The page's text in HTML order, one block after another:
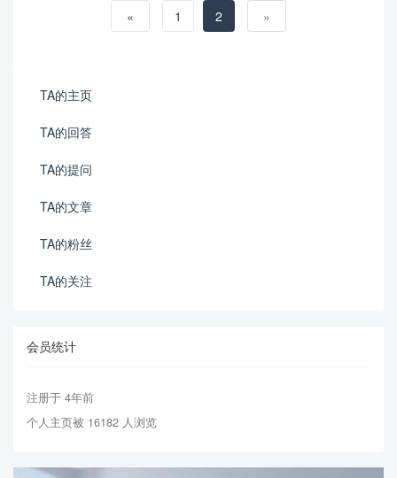
« 1 2 »
TA的主页
TA的回答
TA的提问
TA的文章
TA的粉丝
TA的关注
会员统计
注册于 4年前
个人主页被 16182 人浏览